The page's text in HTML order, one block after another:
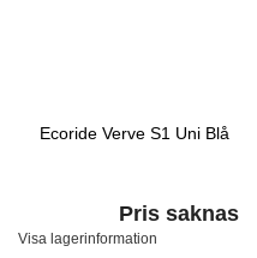
Ecoride Verve S1 Uni Blå
Pris saknas
Visa lagerinformation